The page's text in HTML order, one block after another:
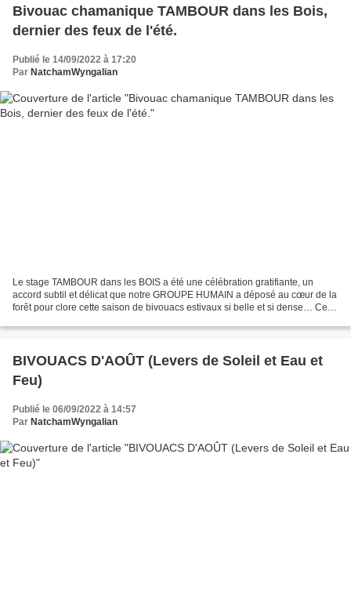
Bivouac chamanique TAMBOUR dans les Bois,
dernier des feux de l'été.
Publié le 14/09/2022 à 17:20
Par NatchamWyngalian
Le stage TAMBOUR dans les BOIS a été une célébration gratifiante, un
accord subtil et délicat que notre GROUPE HUMAIN a déposé au cœur de la
forêt pour clore cette saison de bivouacs estivaux si belle et si dense… Ces
BIVOUACS D'AOÛT (Levers de Soleil et Eau et
Feu)
Publié le 06/09/2022 à 14:57
Par NatchamWyngalian